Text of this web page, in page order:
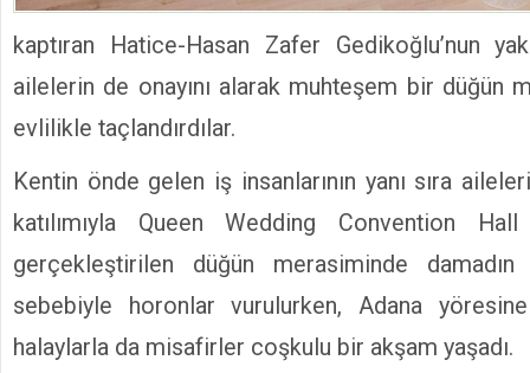
kaptıran Hatice-Hasan Zafer Gedikoğlu’nun
ailelerin de onayını alarak muhteşem bir düğün
evlilikle taçlandırdılar.
Kentin önde gelen iş insanlarının yanı sıra
katılımıyla Queen Wedding Convention Hall
gerçekleştirilen düğün merasiminde damadın
sebebiyle horonlar vurulurken, Adana
halaylarla da misafirler coşkulu bir akşam yaşadı.